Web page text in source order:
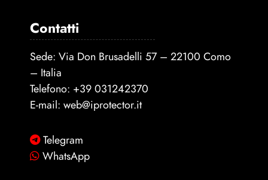
Contatti
Sede: Via Don Brusadelli 57 – 22100 Como
– Italia
Telefono: +39 031242370
E-mail: web@iprotector.it
Telegram
WhatsApp